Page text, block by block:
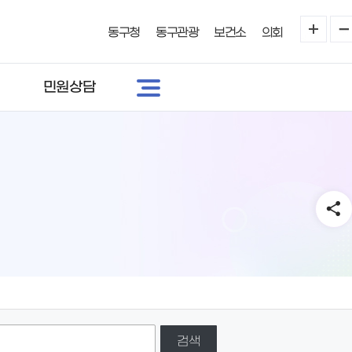
동구청 동구관광 보건소 의회
민원상담
검색